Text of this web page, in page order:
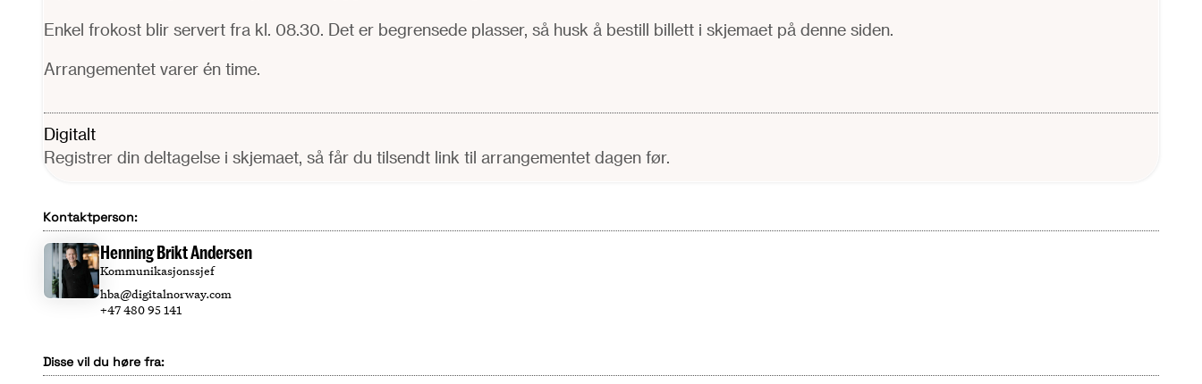
Enkel frokost blir servert fra kl. 08.30. Det er begrensede plasser, så husk å bestill billett i skjemaet på denne siden.
Arrangementet varer én time.
Digitalt
Registrer din deltagelse i skjemaet, så får du tilsendt link til arrangementet dagen før.
Kontaktperson:
Henning Brikt Andersen
Kommunikasjonssjef
hba@digitalnorway.com
+47 480 95 141
Disse vil du høre fra: